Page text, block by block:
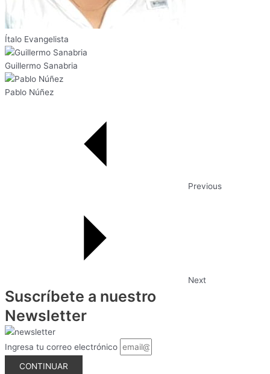
Ítalo Evangelista
Guillermo Sanabria
Pablo Núñez
Previous
Next
Suscríbete a nuestro
Newsletter
Ingresa tu correo electrónico
CONTINUAR